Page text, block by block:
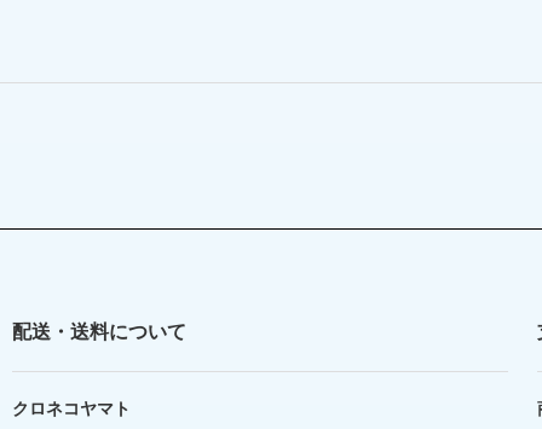
配送・送料について
クロネコヤマト